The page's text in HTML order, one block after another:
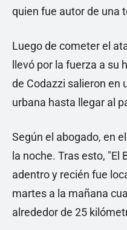
quien fue autor de una
Luego de cometer el
llevó por la fuerza a su
de Codazzi salieron en
urbana hasta llegar al
Según el abogado, en
la noche. Tras esto,
adentro y recién fue
martes a la mañana
alrededor de 25